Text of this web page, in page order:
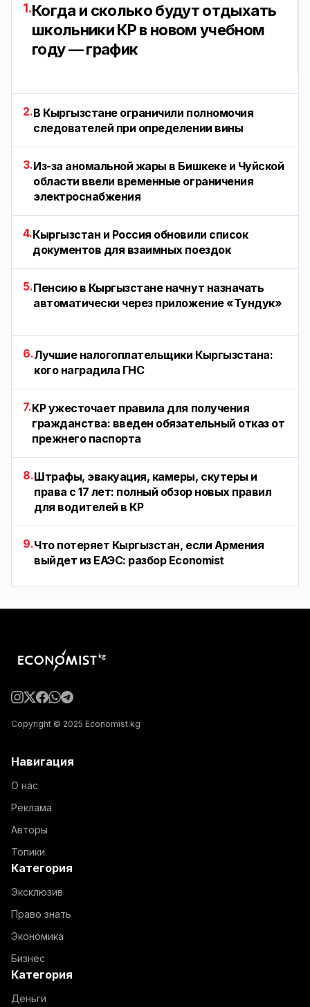
1.Когда и сколько будут отдыхать
школьники КР в новом учебном
году — график
2.В Кыргызстане ограничили полномочия
следователей при определении вины
3.Из-за аномальной жары в Бишкеке и Чуйской
области ввели временные ограничения
электроснабжения
4.Кыргызстан и Россия обновили список
документов для взаимных поездок
5.Пенсию в Кыргызстане начнут назначать
автоматически через приложение «Тундук»
6.Лучшие налогоплательщики Кыргызстана:
кого наградила ГНС
7.КР ужесточает правила для получения
гражданства: введен обязательный отказ от
прежнего паспорта
8.Штрафы, эвакуация, камеры, скутеры и
права с 17 лет: полный обзор новых правил
для водителей в КР
9.Что потеряет Кыргызстан, если Армения
выйдет из ЕАЭС: разбор Economist
Copyright © 2025 Economist.kg
Навигация
О нас
Реклама
Авторы
Топики
Категория
Эксклюзив
Право знать
Экономика
Бизнес
Категория
Деньги